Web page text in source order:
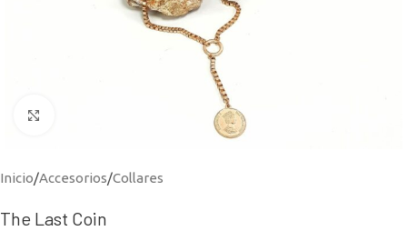
Inicio/Accesorios/Collares
The Last Coin